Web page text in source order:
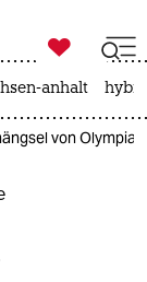

taz zahl ich
anhalt
von Olympia